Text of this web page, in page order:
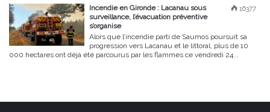
16377
Incendie en Gironde : Lacanau sous
surveillance, l’évacuation préventive
s’organise
Alors que l’incendie parti de Saumos poursuit sa
progression vers Lacanau et le littoral, plus de 10
000 hectares ont déjà été parcourus par les flammes ce vendredi 24...